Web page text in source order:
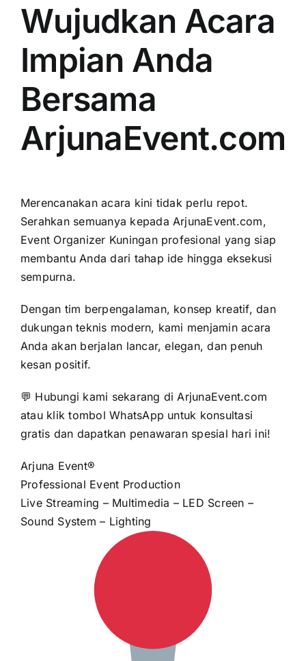
Wujudkan Acara
Impian Anda
Bersama
ArjunaEvent.com
Merencanakan acara kini tidak perlu repot.
Serahkan semuanya kepada ArjunaEvent.com,
Event Organizer Kuningan profesional yang siap
membantu Anda dari tahap ide hingga eksekusi
sempurna.
Dengan tim berpengalaman, konsep kreatif, dan
dukungan teknis modern, kami menjamin acara
Anda akan berjalan lancar, elegan, dan penuh
kesan positif.
💬 Hubungi kami sekarang di ArjunaEvent.com
atau klik tombol WhatsApp untuk konsultasi
gratis dan dapatkan penawaran spesial hari ini!
Arjuna Event®
Professional Event Production
Live Streaming – Multimedia – LED Screen –
Sound System – Lighting